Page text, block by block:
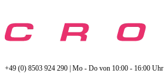
+49 (0) 8503 924 290 | Mo - Do von 10:00 - 16:00 Uhr